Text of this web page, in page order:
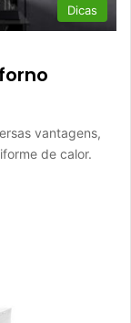
Dicas
vantagens,
de calor.